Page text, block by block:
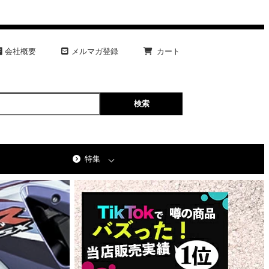
会社概要 メルマガ登録 カート
特集